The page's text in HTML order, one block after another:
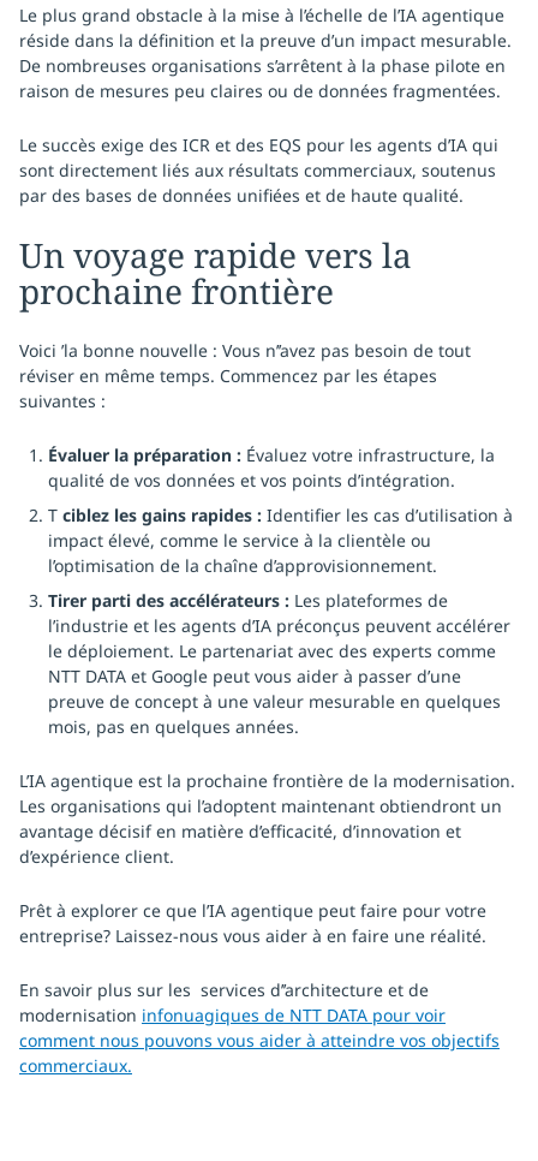
Le plus grand obstacle à la mise à l’échelle de l’IA agentique
réside dans la définition et la preuve d’un impact mesurable.
De nombreuses organisations s’arrêtent à la phase pilote en
raison de mesures peu claires ou de données fragmentées.
Le succès exige des ICR et des EQS pour les agents d’IA qui
sont directement liés aux résultats commerciaux, soutenus
par des bases de données unifiées et de haute qualité.
Un voyage rapide vers la
prochaine frontière
Voici ’la bonne nouvelle : Vous n’’avez pas besoin de tout
réviser en même temps. Commencez par les étapes
suivantes :
Évaluer la préparation : Évaluez votre infrastructure, la
qualité de vos données et vos points d’intégration.
T ciblez les gains rapides : Identifier les cas d’utilisation à
impact élevé, comme le service à la clientèle ou
l’optimisation de la chaîne d’approvisionnement.
Tirer parti des accélérateurs : Les plateformes de
l’industrie et les agents d’IA préconçus peuvent accélérer
le déploiement. Le partenariat avec des experts comme
NTT DATA et Google peut vous aider à passer d’une
preuve de concept à une valeur mesurable en quelques
mois, pas en quelques années.
L’IA agentique est la prochaine frontière de la modernisation.
Les organisations qui l’adoptent maintenant obtiendront un
avantage décisif en matière d’efficacité, d’innovation et
d’expérience client.
Prêt à explorer ce que l’IA agentique peut faire pour votre
entreprise? Laissez-nous vous aider à en faire une réalité.
En savoir plus sur les services d’’architecture et de
modernisation infonuagiques de NTT DATA pour voir
comment nous pouvons vous aider à atteindre vos objectifs
commerciaux.